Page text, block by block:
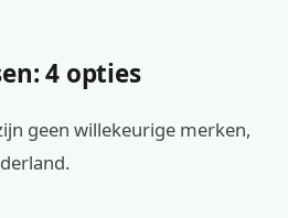
4 opties
geen willekeurige merken,